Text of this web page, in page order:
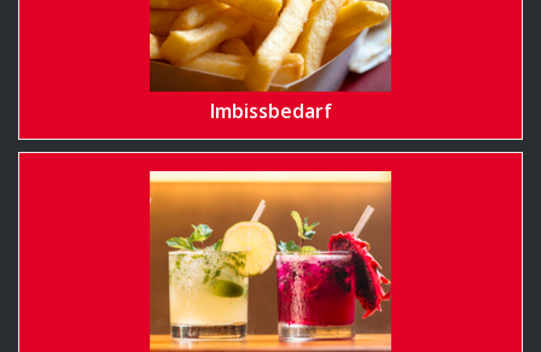
Imbissbedarf